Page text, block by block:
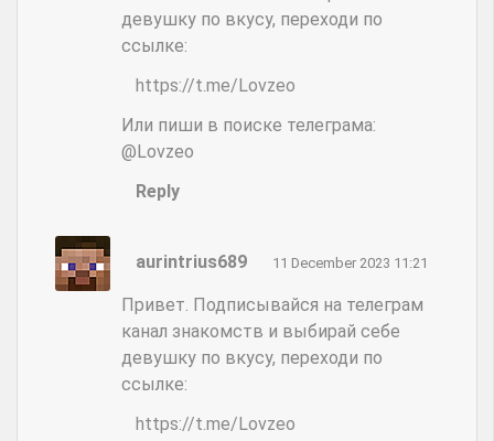
девушку по вкусу, переходи по
ссылке:
https://t.me/Lovzeo
Или пиши в поиске телеграма:
@Lovzeo
Reply
aurintrius689 11 December 2023 11:21
Привет. Подписывайся на телеграм
канал знакомств и выбирай себе
девушку по вкусу, переходи по
ссылке:
https://t.me/Lovzeo